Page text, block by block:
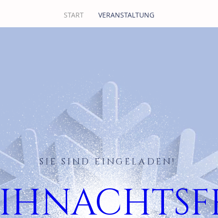
START VERANSTALTUNG
SIE SIND EINGELADEN!